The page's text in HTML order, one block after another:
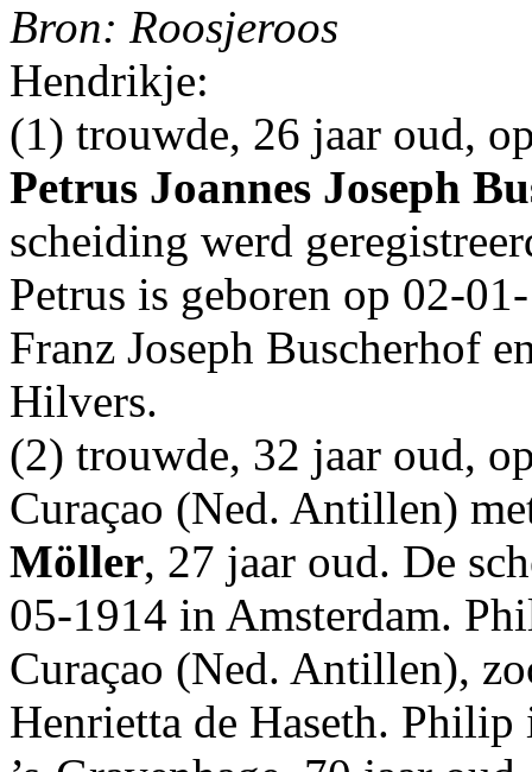
Bron: Roosjeroos
Hendrikje:
(1) trouwde, 26 jaar oud,
Petrus Joannes Joseph
scheiding werd
Petrus is geboren op 02-
Franz Joseph Buscherhof
Hilvers.
(2) trouwde, 32 jaar oud,
Curaçao (Ned. Antillen)
Möller, 27 jaar oud. De
05-1914 in Amsterdam.
Curaçao (Ned. Antillen),
Henrietta de Haseth.